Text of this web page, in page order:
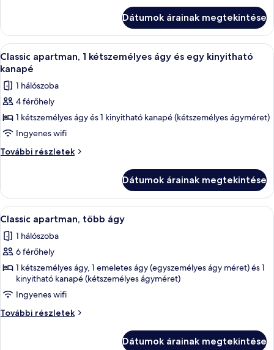
Dátumok árainak megtekintése
A
következő
szoba
összes
képének
megtekintése:
Classic
apartman,
ágy
és
egy
kinyitható
kanapé
Egy gondosan megterített ágy fehér
32
Classic apartman, 1 kétszemélyes ágy és egy kinyitható
kanapé
1 hálószoba
4 férőhely
1 kétszemélyes ágy és 1 kinyitható kanapé (kétszemélyes ágyméret)
Ingyenes wifi
További részletek
Classic
ágy
és
egy
kinyitható
kanapé
további
Dátumok árainak megtekintése
A
következő
szoba
összes
képének
megtekintése:
Classic
apartman,
Egy modern étkező, egy négy
32
Classic apartman, több ágy
1 hálószoba
6 férőhely
1 kétszemélyes ágy, 1 emeletes ágy (egyszemélyes ágy méret) és 1
kinyitható kanapé (kétszemélyes ágyméret)
Ingyenes wifi
További részletek
Classic
Dátumok árainak megtekintése